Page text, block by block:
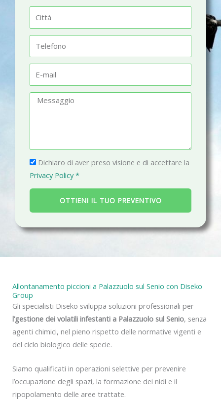
m
t
à
l
fm
a
g
g
i
P
r
i
a
c
Dichiaro di aver preso visione e di accettare la
Privacy Policy *
OTTIENI IL TUO PREVENTIVO
Allontanamento piccioni a Palazzuolo sul Senio con Diseko
Group
Gli specialisti Diseko sviluppa soluzioni professionali per
l’gestione dei volatili infestanti a Palazzuolo sul Senio, senza
agenti chimici, nel pieno rispetto delle normative vigenti e
del ciclo biologico delle specie.
Siamo qualificati in operazioni selettive per prevenire
l’occupazione degli spazi, la formazione dei nidi e il
ripopolamento delle aree trattate.